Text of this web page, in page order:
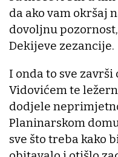
da ako vam okršaj
dovoljnu
Dekijeve zezancije.
I onda to sve
Vidovićem te
dodjele
Planinarskom
sve što treba kako